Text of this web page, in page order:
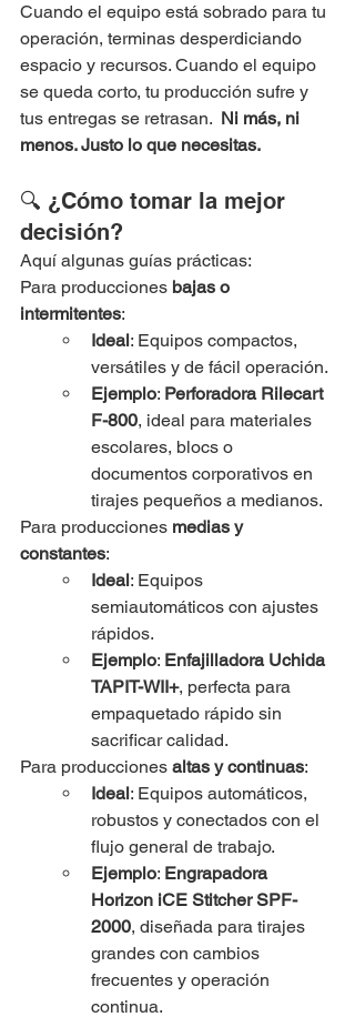
Cuando el equipo está sobrado para tu
operación, terminas desperdiciando
espacio y recursos. Cuando el equipo
se queda corto, tu producción sufre y
tus entregas se retrasan. Ni más, ni
menos. Justo lo que necesitas.
🔍 ¿Cómo tomar la mejor
decisión?
Aquí algunas guías prácticas:
Para producciones bajas o
intermitentes:
Ideal: Equipos compactos,
versátiles y de fácil operación.
Ejemplo: Perforadora Rilecart
F-800, ideal para materiales
escolares, blocs o
documentos corporativos en
tirajes pequeños a medianos.
Para producciones medias y
constantes:
Ideal: Equipos
semiautomáticos con ajustes
rápidos.
Ejemplo: Enfajilladora Uchida
TAPIT-WII+, perfecta para
empaquetado rápido sin
sacrificar calidad.
Para producciones altas y continuas:
Ideal: Equipos automáticos,
robustos y conectados con el
flujo general de trabajo.
Ejemplo: Engrapadora
Horizon iCE Stitcher SPF-
2000, diseñada para tirajes
grandes con cambios
frecuentes y operación
continua.